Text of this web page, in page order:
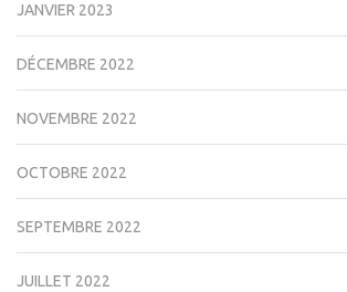
JANVIER 2023
DÉCEMBRE 2022
NOVEMBRE 2022
OCTOBRE 2022
SEPTEMBRE 2022
JUILLET 2022